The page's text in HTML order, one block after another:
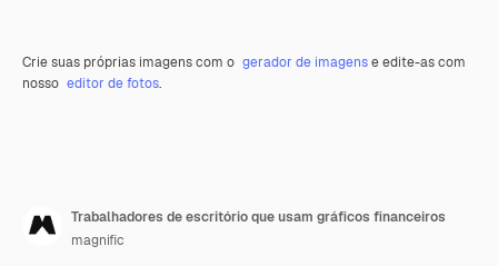
Crie suas próprias imagens com o gerador de imagense edite-as com
nosso editor de fotos.
Trabalhadores de escritório que usam gráficos financeiros
magnific